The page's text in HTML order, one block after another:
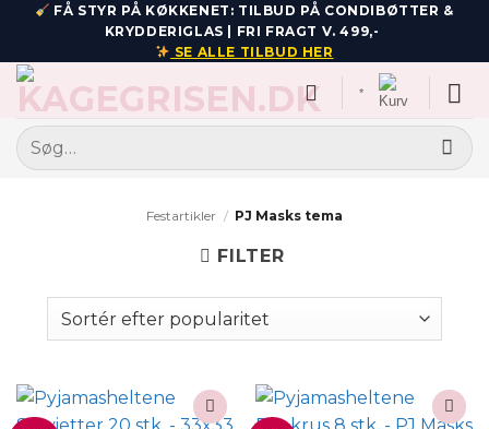
Fortsæt
indhold
FÅ STYR PÅ KØKKENET: TILBUD PÅ CONDIBØTTER &
KRYDDERIGLAS | FRI FRAGT V. 499,-
SE ALLE TILBUD HER
*
Søg
efter:
Festartikler / PJ Masks tema
FILTER